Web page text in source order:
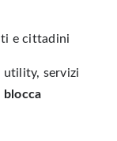
e cittadini
utility, servizi